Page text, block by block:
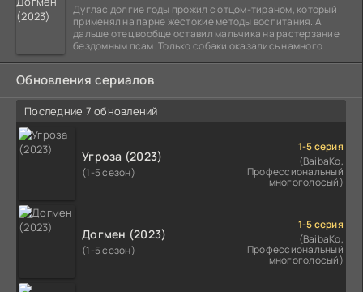
Дуглас долгие годы прожил с отцом-тираном, который
применял на парне жестокие методы воспитания. А
дальше отец вообще оставил мальчика на растерзание
бездомным псам. Только собаки оказались намного
Обновления сериалов
Последние 7 обновлений
Угроза (2023)
(1-5 сезон)
1-5 серия
(BaibaKo,
Профессиональный
многоголосый)
Догмен (2023)
(1-5 сезон)
1-5 серия
(BaibaKo,
Профессиональный
многоголосый)